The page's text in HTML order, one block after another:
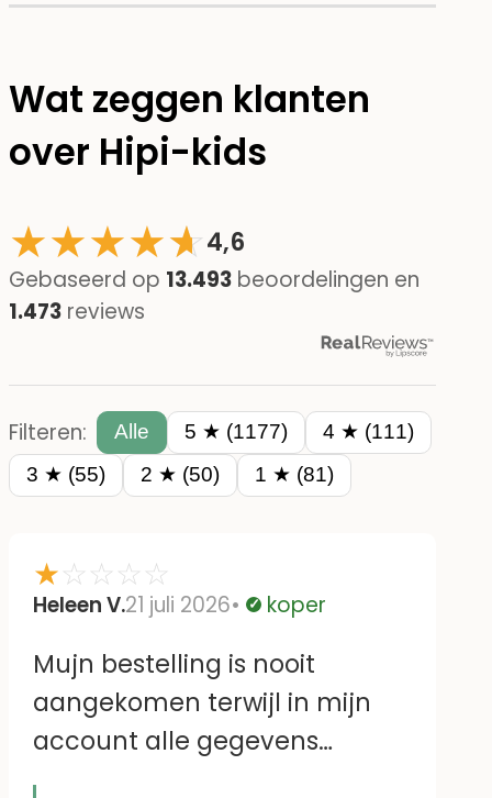
Wat zeggen klanten
over Hipi-kids
★★★★☆
★4,6
Gebaseerd op 13.493 beoordelingen en
1.473 reviews
Filteren: Alle 5 ★ (1177)
4 ★ (111)
3 ★ (55)
2 ★ (50) 1 ★ (81)
★☆☆☆☆
Heleen V.21 juli 2026 Geverifieerd
koper
Mujn bestelling is nooit
aangekomen terwijl in mijn
account alle gegevens
kloppen.Ik heb ook al eerder